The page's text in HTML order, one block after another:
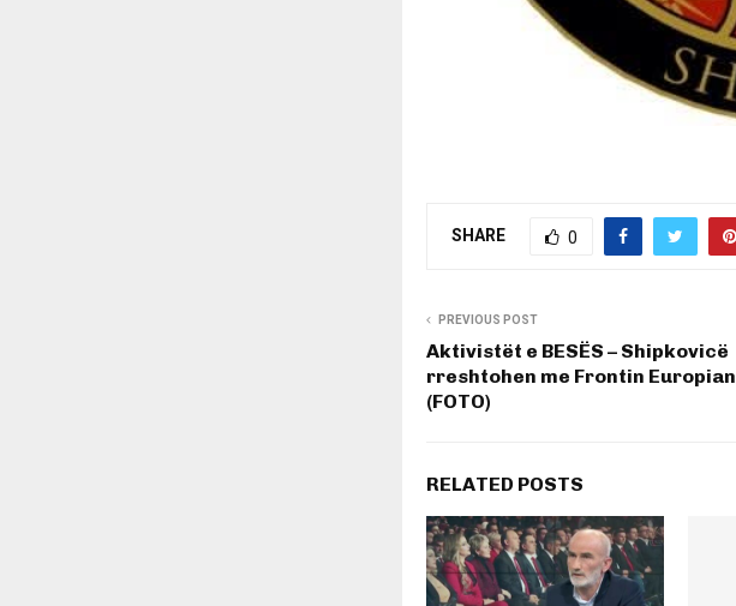
SHARE 0
PREVIOUS POST
Aktivistët e BESËS – Shipkovicë
rreshtohen me Frontin Europian
(FOTO)
RELATED POSTS